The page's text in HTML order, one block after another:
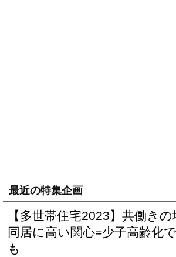
最近の特集企画
【多世帯住宅2023】共働き
同居に高い関心=少子高齢化
も